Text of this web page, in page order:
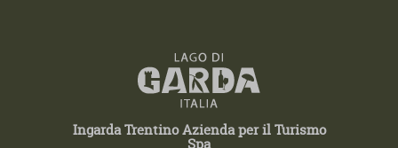
Ingarda Trentino Azienda per il Turismo
Spa